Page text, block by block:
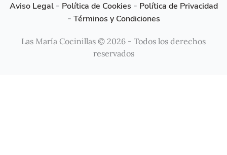
Aviso Legal- Política de Cookies - Política de Privacidad
- Términos y Condiciones
Las María Cocinillas © 2026 - Todos los derechos
reservados